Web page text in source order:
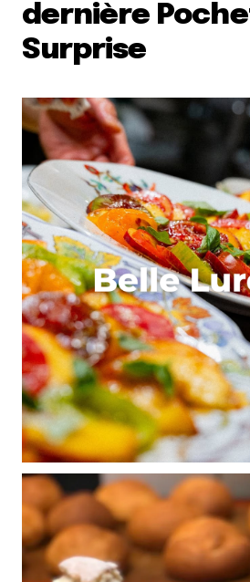
dernière
Surprise